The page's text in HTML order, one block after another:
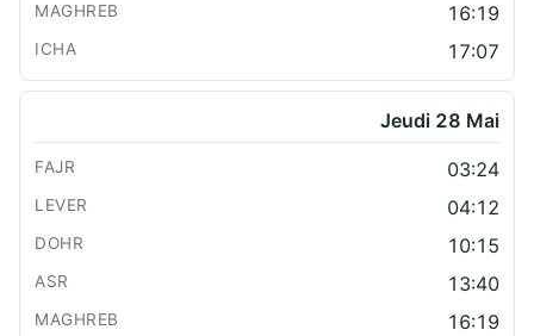
16:19
17:07
Jeudi 28 Mai
03:24
04:12
10:15
13:40
16:19